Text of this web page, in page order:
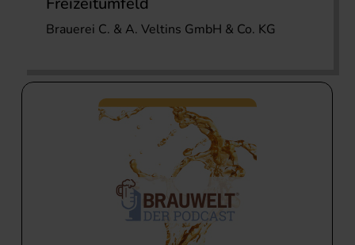
Brauerei C. & A. Veltins GmbH & Co. KG